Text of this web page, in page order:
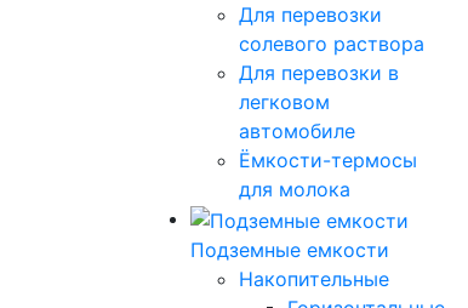
Для перевозки
солевого раствора
Для перевозки в
легковом
автомобиле
Ёмкости-термосы
для молока
Подземные емкости
Накопительные